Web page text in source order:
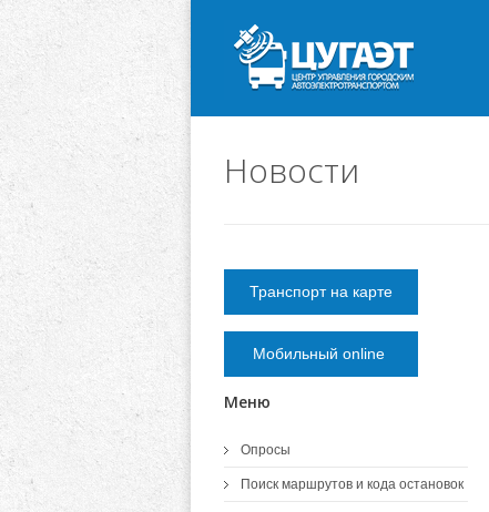
Новости
Транспорт на карте
Мобильный online
Меню
Опросы
Поиск маршрутов и кода остановок